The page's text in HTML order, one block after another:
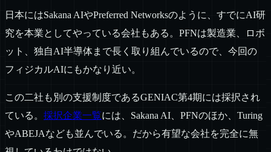
日本にはSakana AIやPreferred Networksのように、すでにAI研
究を本業としてやっている会社もある。PFNは製造業、ロボ
ット、独自AI半導体まで長く取り組んでいるので、今回の
フィジカルAIにもかなり近い。
この二社も別の支援制度であるGENIAC第4期には採択され
ている。 採択企業一覧には、Sakana AI、PFNのほか、Turing
やABEJAなども並んでいる。だから有望な会社を完全に無